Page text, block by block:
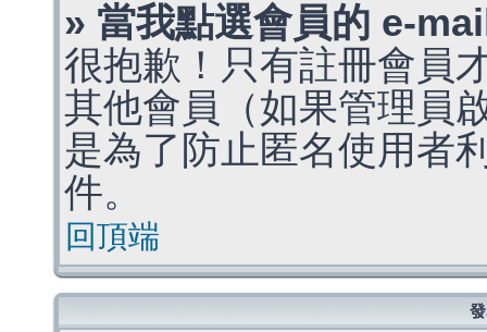
» 當我點選會員的 e-
很抱歉！只有註冊會員
其他會員（如果管理員
是為了防止匿名使用者
件。
回頂端